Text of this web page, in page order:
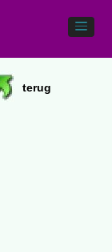
terug